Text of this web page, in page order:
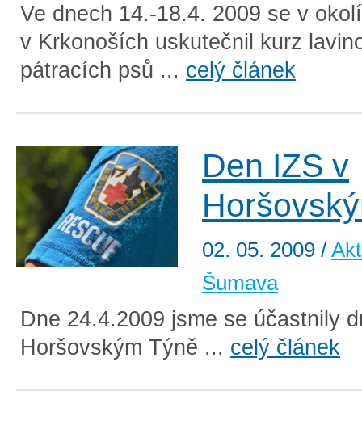
Ve dnech 14.-18.4. 2009 se v
v Krkonoších uskutečnil kurz
pátracích psů ... celý článek
Den IZS v
02. 05. 2009 /
Šumava
Dne 24.4.2009 jsme se účastnily
Horšovským Týně ... celý článek